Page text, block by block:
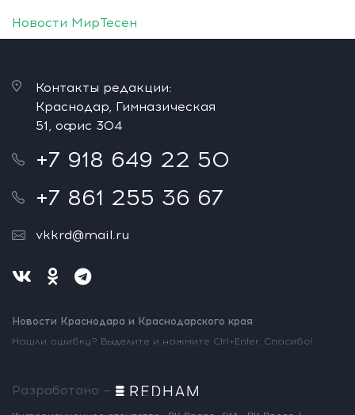
Новости МирТесен
Контакты редакции:
Краснодар, Гимназическая
51, офис 304
+7 918 649 22 50
+7 861 255 36 67
vkkrd@mail.ru
Новости Краснодара и Краснодарского края
Нашли ошибку? Выделите и нажмите Ctrl+Enter. Спасибо!
Разработано —